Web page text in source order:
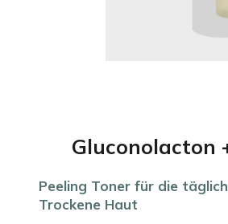
Gluconolacton
Peeling Toner für die
Trockene Haut